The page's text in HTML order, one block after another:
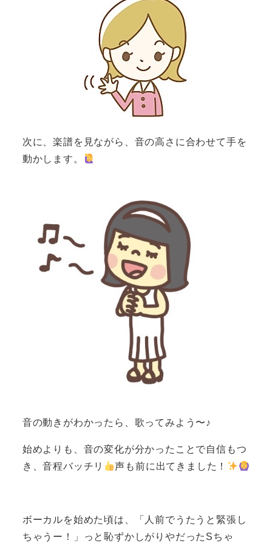
次に、楽譜を見ながら、音の高さに合わせて手を
動かします。
音の動きがわかったら、歌ってみよう〜♪
始めよりも、音の変化が分かったことで自信もつ
き、音程バッチリ
声も前に出てきました！
ボーカルを始めた頃は、「人前でうたうと緊張し
ちゃうー！」っと恥ずかしがりやだったSちゃ